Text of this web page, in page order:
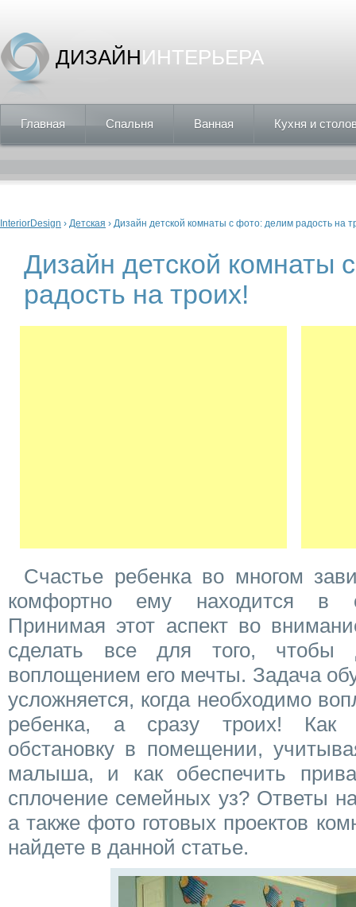
ДИЗАЙНИНТЕРЬЕРА
Главная Спальня Ванная Кухня и
Вы здесь
InteriorDesign › Детская › Дизайн детской комнаты с фото: делим радость на
Дизайн детской комнаты
радость на троих!
Счастье ребенка во многом
комфортно ему находится в
Принимая этот аспект во
сделать все для того, чтобы
воплощением его мечты. Задача
усложняется, когда необходимо
ребенка, а сразу троих! Как
обстановку в помещении,
малыша, и как обеспечить
сплочение семейных уз? Ответы
а также фото готовых проектов
найдете в данной статье.